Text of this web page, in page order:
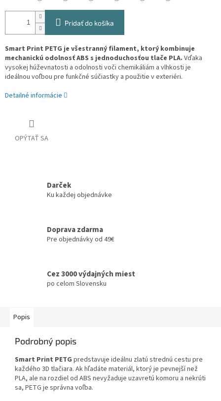
Pridať do košíka
Smart Print PETG je všestranný filament, ktorý kombinuje
mechanickú odolnosť ABS s jednoduchosťou tlače PLA. Vďaka
vysokej húževnatosti a odolnosti voči chemikáliám a vlhkosti je
ideálnou voľbou pre funkčné súčiastky a použitie v exteriéri.
Detailné informácie
OPÝTAŤ SA
Darček
Ku každej objednávke
Doprava zdarma
Pre objednávky od 49€
Cez 3000 výdajných miest
po celom Slovensku
Popis
Podrobný popis
Smart Print PETG predstavuje ideálnu zlatú strednú cestu pre
každého 3D tlačiara. Ak hľadáte materiál, ktorý je pevnejší než
PLA, ale na rozdiel od ABS nevyžaduje uzavretú komoru a nekrúti
sa, PETG je správna voľba.